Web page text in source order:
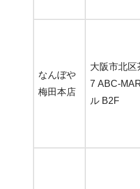
なんぼや
梅田本店
大阪市北区
7 ABC-
ル B2F